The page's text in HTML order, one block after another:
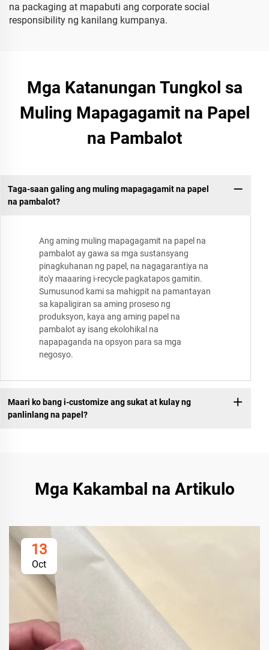
na packaging at mapabuti ang corporate social
responsibility ng kanilang kumpanya.
Mga Katanungan Tungkol sa
Muling Mapagagamit na Papel
na Pambalot
Taga-saan galing ang muling mapagagamit na papel
na pambalot?
Ang aming muling mapagagamit na papel na
pambalot ay gawa sa mga sustansyang
pinagkuhanan ng papel, na nagagarantiya na
ito'y maaaring i-recycle pagkatapos gamitin.
Sumusunod kami sa mahigpit na pamantayan
sa kapaligiran sa aming proseso ng
produksyon, kaya ang aming papel na
pambalot ay isang ekolohikal na
napapaganda na opsyon para sa mga
negosyo.
Maari ko bang i-customize ang sukat at kulay ng
panlinlang na papel?
Mga Kakambal na Artikulo
13
Oct